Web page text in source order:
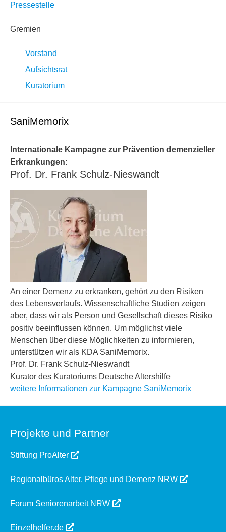
Pressestelle
Gremien
Vorstand
Aufsichtsrat
Kuratorium
SaniMemorix
Internationale Kampagne zur Prävention demenzieller
Erkrankungen:
Prof. Dr. Frank Schulz-Nieswandt
An einer Demenz zu erkranken, gehört zu den Risiken
des Lebensverlaufs. Wissenschaftliche Studien zeigen
aber, dass wir als Person und Gesellschaft dieses Risiko
positiv beeinflussen können. Um möglichst viele
Menschen über diese Möglichkeiten zu informieren,
unterstützen wir als KDA SaniMemorix.
Prof. Dr. Frank Schulz-Nieswandt
Kurator des Kuratoriums Deutsche Altershilfe
weitere Informationen zur Kampagne SaniMemorix
Projekte und Partner
Stiftung ProAlter
Regionalbüros Alter, Pflege und Demenz NRW
Forum Seniorenarbeit NRW
Einzelhelfer.de